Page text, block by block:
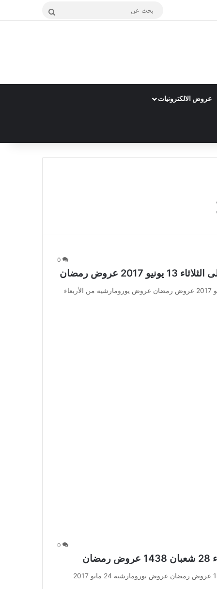
بحث
عروض الالكترونيات
0
عروض يورومارشيه من الأربعاء 31 مايو إلى الثلاثاء 13 يونيو 2017 عروض رمضان عروض يورومارشيه من الأربعاء
0
عروض يورومارشيه 24 مايو 2017 الأربعاء 28 شعبان 1438 عروض رمضان عروض يورومارشيه 24 مايو 2017